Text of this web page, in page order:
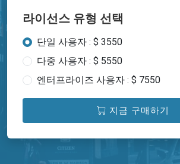
라이선스 유형 선택
단일 사용자 : $ 3550
다중 사용자 : $ 5550
엔터프라이즈 사용자 : $ 7550
지금 구매하기